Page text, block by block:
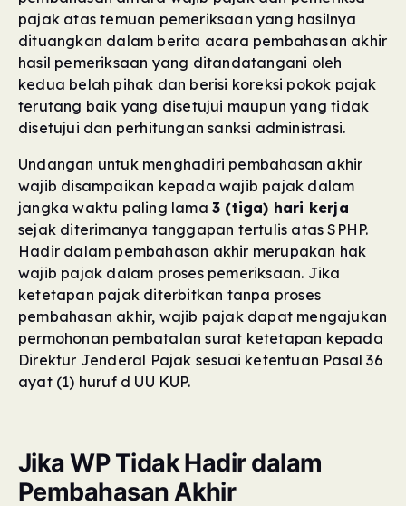
pajak atas temuan pemeriksaan yang hasilnya
dituangkan dalam berita acara pembahasan akhir
hasil pemeriksaan yang ditandatangani oleh
kedua belah pihak dan berisi koreksi pokok pajak
terutang baik yang disetujui maupun yang tidak
disetujui dan perhitungan sanksi administrasi.
Undangan untuk menghadiri pembahasan akhir
wajib disampaikan kepada wajib pajak dalam
jangka waktu paling lama 3 (tiga) hari kerja
sejak diterimanya tanggapan tertulis atas SPHP.
Hadir dalam pembahasan akhir merupakan hak
wajib pajak dalam proses pemeriksaan. Jika
ketetapan pajak diterbitkan tanpa proses
pembahasan akhir, wajib pajak dapat mengajukan
permohonan pembatalan surat ketetapan kepada
Direktur Jenderal Pajak sesuai ketentuan Pasal 36
ayat (1) huruf d UU KUP.
Jika WP Tidak Hadir dalam
Pembahasan Akhir